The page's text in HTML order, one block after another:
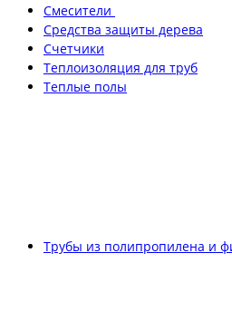
Смесители
Средства защиты дерева
Счетчики
Теплоизоляция для труб
Теплые полы
Трубы из полипропилена и